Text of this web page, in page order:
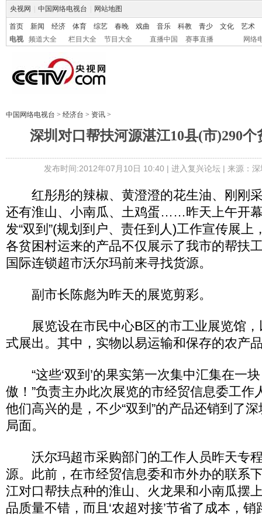
央视网 中国网络电视台 网站地图
首页 新闻 经济 体育 综艺 春晚 戏曲 音乐 科教 青少 文化
艺术
电视
频道大全 栏目大全 节目大全 直播中国 赛事直播 网络
中国网络电视台 > 经济台 > 资讯 >
深圳对口帮扶河源湛江10县(市)290
发布时间:2012年07月10日 10:40 | 进入复兴论坛| 来源：
红彤彤的辣椒、黄澄澄的花生油、刚刚
还有淮山、小南瓜、土鸡蛋……昨天上午开
发“双到”(规划到户、责任到人)工作宣传展上
各贫困村运来的产品不仅展示了我市的帮扶
国际连锁超市沃尔玛前来寻找货源。
副市长陈彪为昨天的展览剪彩。
展览设在市民中心B区的市工业展览馆，
式展出。其中，实物以易运输和保存的农产
“这些‘双到’的果实第一次集中汇集在一
傲！”负责主办此次展览的市经贸信息委工作
他们高兴的是，不少“双到”的产品还销到了深
局面。
沃尔玛超市采购部门的工作人员昨天专
源。此前，在市经贸信息委和市外办的联系
江对口帮扶点种的淮山、火龙果和小南瓜摆
品质量不错，而且‘农超对接’节省了成本，